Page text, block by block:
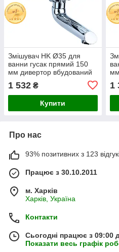
Змішувач HK Ø35 для
ванни гусак прямий 150
мм дивертор вбудований
картриджний AQUATICA
HK-2C130C (9732210)
1 532 ₴
Купити
1
Про нас
93% позитивних з 123
Працює з 30.10.2011
м. Харків
Харків, Україна
Контакти
Сьогодні працює з 09:00
Показати весь графік